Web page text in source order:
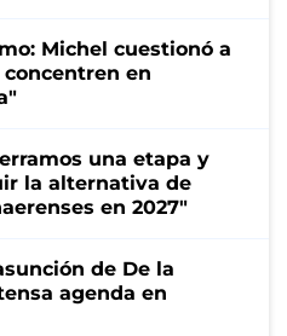
Michel cuestionó a
en
una etapa y
la alternativa de
en 2027"
de De la
agenda en